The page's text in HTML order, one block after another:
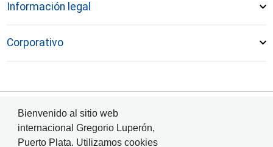
Información legal
Corporativo
© Aeropuerto Internacional de Puerto Plata 2024
Bienvenido al sitio web
internacional Gregorio Luperón,
Puerto Plata. Utilizamos cookies